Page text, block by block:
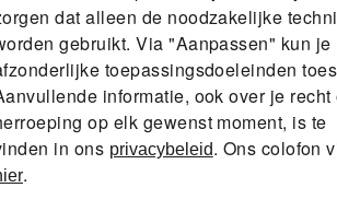
dat alleen de noodzakelijke
gebruikt. Via "Aanpassen" kun je
toepassingsdoeleinden
informatie, ook over je recht
op elk gewenst moment, is te
in ons privacybeleid. Ons colofon
.